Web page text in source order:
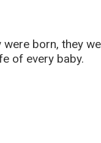
were born, they
of every baby.